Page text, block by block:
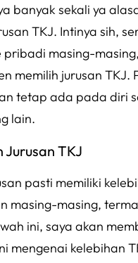
banyak sekali ya
TKJ. Intinya sih,
pribadi masing-
memilih jurusan TKJ.
tetap ada pada diri
lain.
Jurusan TKJ
pasti memiliki
masing-masing,
ini, saya akan
mengenai kelebihan